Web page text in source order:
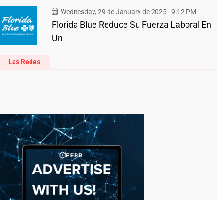
Wednesday, 29 de January de 2025 - 9:12 PM
Florida Blue Reduce Su Fuerza Laboral En
Un
Las Redes